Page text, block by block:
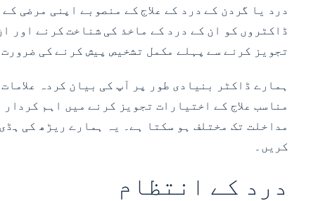
درد یا گردن کے درد کے علاج کے منصوبے اپنی مرضی
ڈاکٹروں کو ان کے درد کے ماخذ کی شناخت کرنے اور
تجویز کرنے سے پہلے مکمل تشخیص پیش کرنے کی
ہمارے ڈاکٹر بنیادی طور پر آپ کی بیان کردہ
مناسب علاج کے اختیارات تجویز کرنے میں اہم
مداخلت تک مختلف ہو سکتا ہے۔ یہ ہمارے ریڑھ کی
کریں۔
درد کے انتظام